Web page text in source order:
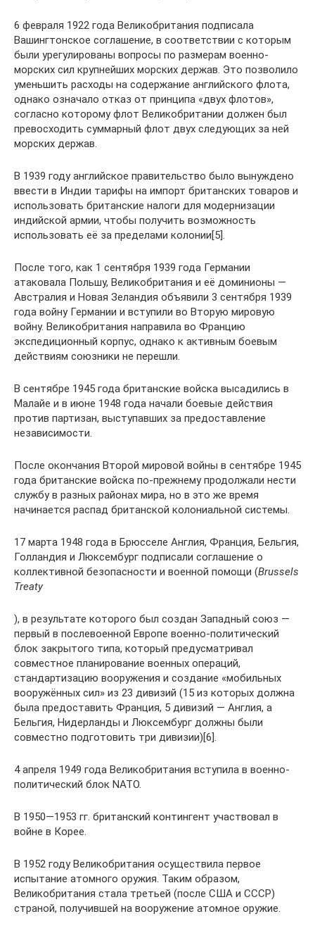
6 февраля 1922 года Великобритания подписала
Вашингтонское соглашение, в соответствии с которым
были урегулированы вопросы по размерам военно-
морских сил крупнейших морских держав. Это позволило
уменьшить расходы на содержание английского флота,
однако означало отказ от принципа «двух флотов»,
согласно которому флот Великобритании должен был
превосходить суммарный флот двух следующих за ней
морских держав.
В 1939 году английское правительство было вынуждено
ввести в Индии тарифы на импорт британских товаров и
использовать британские налоги для модернизации
индийской армии, чтобы получить возможность
использовать её за пределами колонии[5].
После того, как 1 сентября 1939 года Германии
атаковала Польшу, Великобритания и её доминионы —
Австралия и Новая Зеландия объявили 3 сентября 1939
года войну Германии и вступили во Вторую мировую
войну. Великобритания направила во Францию
экспедиционный корпус, однако к активным боевым
действиям союзники не перешли.
В сентябре 1945 года британские войска высадились в
Малайе и в июне 1948 года начали боевые действия
против партизан, выступавших за предоставление
независимости.
После окончания Второй мировой войны в сентябре 1945
года британские войска по-прежнему продолжали нести
службу в разных районах мира, но в это же время
начинается распад британской колониальной системы.
17 марта 1948 года в Брюсселе Англия, Франция, Бельгия,
Голландия и Люксембург подписали соглашение о
коллективной безопасности и военной помощи (Brussels
Treaty
), в результате которого был создан Западный союз —
первый в послевоенной Европе военно-политический
блок закрытого типа, который предусматривал
совместное планирование военных операций,
стандартизацию вооружения и создание «мобильных
вооружённых сил» из 23 дивизий (15 из которых должна
была предоставить Франция, 5 дивизий — Англия, а
Бельгия, Нидерланды и Люксембург должны были
совместно подготовить три дивизии)[6].
4 апреля 1949 года Великобритания вступила в военно-
политический блок NATO.
В 1950—1953 гг. британский контингент участвовал в
войне в Корее.
В 1952 году Великобритания осуществила первое
испытание атомного оружия. Таким образом,
Великобритания стала третьей (после США и СССР)
страной, получившей на вооружение атомное оружие.